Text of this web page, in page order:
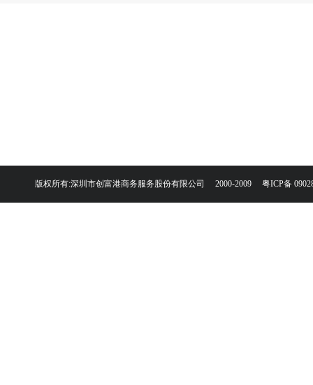
版权所有:深圳市创富港商务服务股份有限公司 2000-2009 粤ICP备